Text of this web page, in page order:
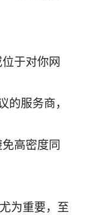
于对你网
服务商，
高密度同
为重要，至